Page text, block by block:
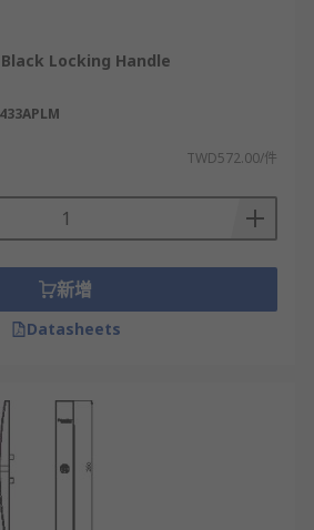
Locking Handle
TWD572.00/件
新增
Datasheets